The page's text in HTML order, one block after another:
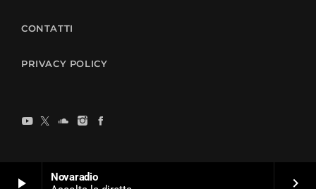
play_arrow
Novaradio
keyboard_arrow_right
CONTATTI
PRIVACY POLICY